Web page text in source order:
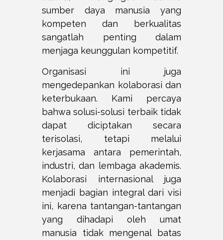
sumber daya manusia yang
kompeten dan berkualitas
sangatlah penting dalam
menjaga keunggulan kompetitif.
Organisasi ini juga
mengedepankan kolaborasi dan
keterbukaan. Kami percaya
bahwa solusi-solusi terbaik tidak
dapat diciptakan secara
terisolasi, tetapi melalui
kerjasama antara pemerintah,
industri, dan lembaga akademis.
Kolaborasi internasional juga
menjadi bagian integral dari visi
ini, karena tantangan-tantangan
yang dihadapi oleh umat
manusia tidak mengenal batas